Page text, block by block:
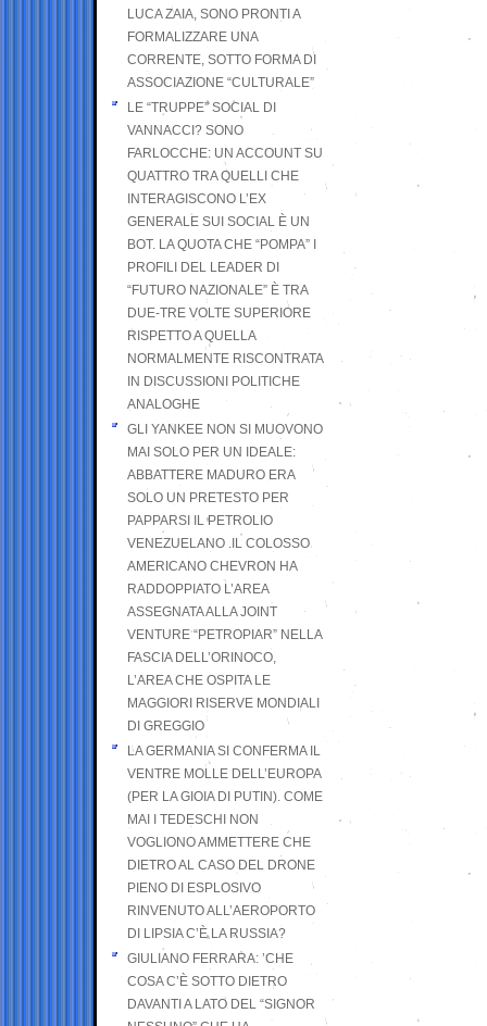
LUCA ZAIA, SONO PRONTI A
FORMALIZZARE UNA
CORRENTE, SOTTO FORMA DI
ASSOCIAZIONE “CULTURALE”
LE “TRUPPE” SOCIAL DI
VANNACCI? SONO
FARLOCCHE: UN ACCOUNT SU
QUATTRO TRA QUELLI CHE
INTERAGISCONO L’EX
GENERALE SUI SOCIAL È UN
BOT. LA QUOTA CHE “POMPA” I
PROFILI DEL LEADER DI
“FUTURO NAZIONALE” È TRA
DUE-TRE VOLTE SUPERIORE
RISPETTO A QUELLA
NORMALMENTE RISCONTRATA
IN DISCUSSIONI POLITICHE
ANALOGHE
GLI YANKEE NON SI MUOVONO
MAI SOLO PER UN IDEALE:
ABBATTERE MADURO ERA
SOLO UN PRETESTO PER
PAPPARSI IL PETROLIO
VENEZUELANO .IL COLOSSO
AMERICANO CHEVRON HA
RADDOPPIATO L’AREA
ASSEGNATA ALLA JOINT
VENTURE “PETROPIAR” NELLA
FASCIA DELL’ORINOCO,
L’AREA CHE OSPITA LE
MAGGIORI RISERVE MONDIALI
DI GREGGIO
LA GERMANIA SI CONFERMA IL
VENTRE MOLLE DELL’EUROPA
(PER LA GIOIA DI PUTIN). COME
MAI I TEDESCHI NON
VOGLIONO AMMETTERE CHE
DIETRO AL CASO DEL DRONE
PIENO DI ESPLOSIVO
RINVENUTO ALL’AEROPORTO
DI LIPSIA C’È LA RUSSIA?
GIULIANO FERRARA: ’CHE
COSA C’È SOTTO DIETRO
DAVANTI A LATO DEL “SIGNOR